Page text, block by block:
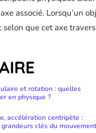
associé. Lorsqu’un
que cet axe
et rotation : quelles
en physique ?
accélération centripète :
clés du mouvement